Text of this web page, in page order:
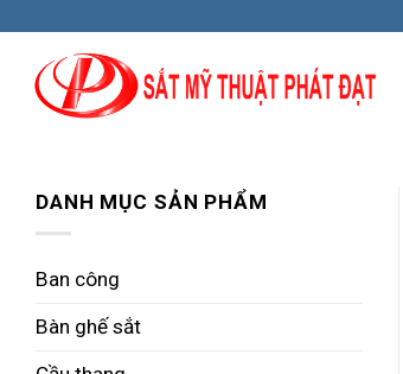
content
DANH MỤC SẢN PHẨM
Ban công
Bàn ghế sắt